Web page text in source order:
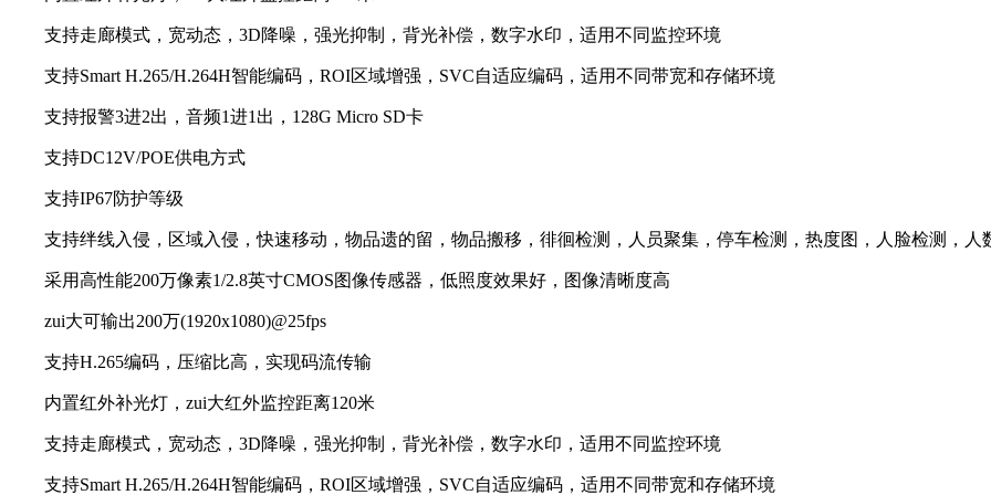
支持走廊模式，宽动态，3D降噪，强光抑制，背光补偿，数字水印，适用不同监控环境
支持Smart H.265/H.264H智能编码，ROI区域增强，SVC自适应编码，适用不同带宽和存储环境
支持报警3进2出，音频1进1出，128G Micro SD卡
支持DC12V/POE供电方式
支持IP67防护等级
支持绊线入侵，区域入侵，快速移动，物品遗的留，物品搬移，徘徊检测，人员聚集，停车检测，热度图，人脸检测，人
采用高性能200万像素1/2.8英寸CMOS图像传感器，低照度效果好，图像清晰度高
zui大可输出200万(1920x1080)@25fps
支持H.265编码，压缩比高，实现码流传输
内置红外补光灯，zui大红外监控距离120米
支持走廊模式，宽动态，3D降噪，强光抑制，背光补偿，数字水印，适用不同监控环境
支持Smart H.265/H.264H智能编码，ROI区域增强，SVC自适应编码，适用不同带宽和存储环境